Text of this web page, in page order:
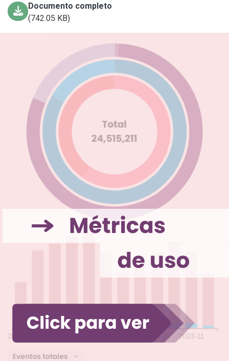
Documento completo
(742.05 KB)